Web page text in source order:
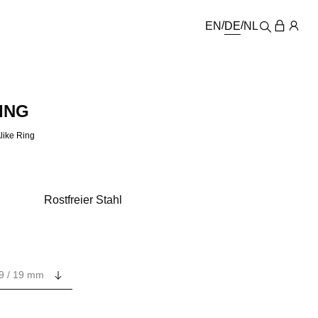
EN DE NL
Ring
Rostfreier Stahl